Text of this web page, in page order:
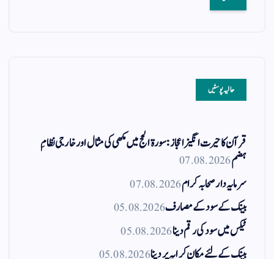
حالیہ پوسٹیں
قرآن کا حیرت انگیز اعجاز: سورۃ الحج میں مکھی کی مثال اور خارجی نظامِ
ہضم07.08.2026
سرمایہ دار صحابہ کرام07.08.2026
بینک کے سود کے مصارف05.08.2026
ٹیکس میں سود کی رقم دینا05.08.2026
بینک کے لئے مکان کرایہ پر دینا05.08.2026